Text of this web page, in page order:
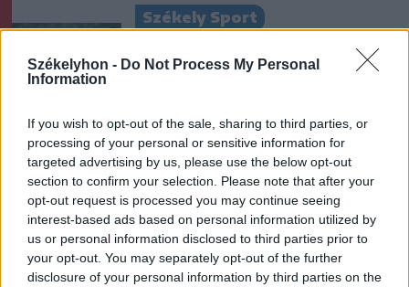
Székelyhon - Do Not Process My Personal
Information
If you wish to opt-out of the sale, sharing to third parties, or
processing of your personal or sensitive information for
targeted advertising by us, please use the below opt-out
section to confirm your selection. Please note that after your
opt-out request is processed you may continue seeing
interest-based ads based on personal information utilized by
us or personal information disclosed to third parties prior to
your opt-out. You may separately opt-out of the further
disclosure of your personal information by third parties on the
Székely Sport
román és a magyar sajtó,
sürgetnek
Krónika
Büntetőfeljelentést tett
Majka ügyvédje a romániai
telefonszámról érkezett
fenyegetés miatt